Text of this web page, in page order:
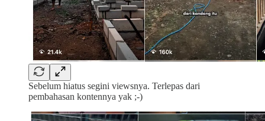
Sebelum hiatus segini viewsnya. Terlepas dari
pembahasan kontennya yak ;-)